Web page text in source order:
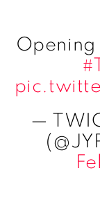
—